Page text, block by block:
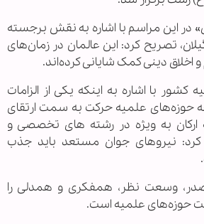
در این مراسم با اشاره به نقش برجسته
تصریح کرد: این عالمان در زمان‌های
دینی کمک شایانی کرده‌اند.
با اشاره به اینکه یکی از الزامات
حوزه‌های علمیه حرکت به سمت ارتقای
به ویژه در رشته های تخصصی و
نیروهای جوان مستعد باید جذب
.
وسعت نظر، همفکری و همدلی را
حوزه‌های علمیه است.